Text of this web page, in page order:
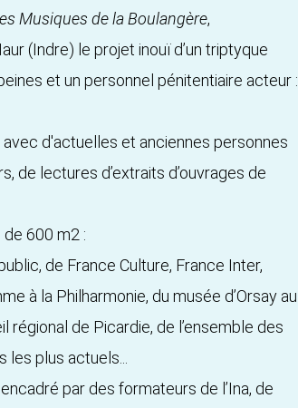
Musiques de la Boulangère,
(Indre) le projet inouï d’un triptyque
et un personnel pénitentiaire acteur :
d'actuelles et anciennes personnes
de lectures d’extraits d’ouvrages de
600 m2 :
de France Culture, France Inter,
à la Philharmonie, du musée d’Orsay au
régional de Picardie, de l’ensemble des
plus actuels...
par des formateurs de l’Ina, de